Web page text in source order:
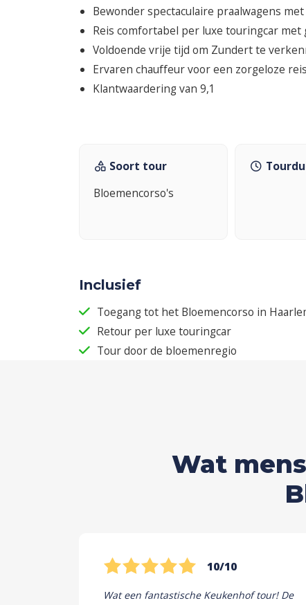
Bewonder spectaculaire praalwagens
Reis comfortabel per luxe touringcar met
Voldoende vrije tijd om Zundert te
Ervaren chauffeur voor een zorgeloze reis
Klantwaardering van 9,1
Soort tour
Bloemencorso's
Inclusief
Toegang tot het Bloemencorso in
Retour per luxe touringcar
Tour door de bloemenregio
Wat
10/10
Wat een fantastische Keukenhof tour! De